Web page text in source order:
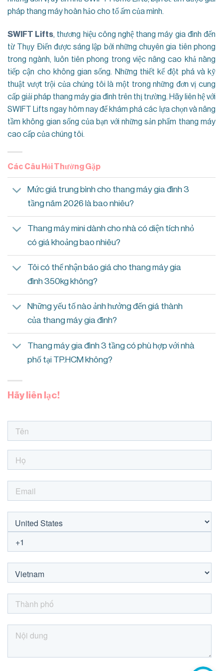
pháp thang máy hoàn hảo cho tổ ấm của mình.
SWIFT Lifts, thương hiệu công nghệ thang máy gia đình đến
từ Thụy Điển được sáng lập bởi những chuyên gia tiên phong
trong ngành, luôn tiên phong trong việc nâng cao khả năng
tiếp cận cho không gian sống. Những thiết kế đột phá và kỹ
thuật vượt trội của chúng tôi là một trong những đơn vị cung
cấp giải pháp thang máy gia đình trên thị trường. Hãy liên hệ với
SWIFT Lifts ngay hôm nay để khám phá các lựa chọn và nâng
tầm không gian sống của bạn với những sản phẩm thang máy
cao cấp của chúng tôi.
Các Câu Hỏi Thường Gặp
Mức giá trung bình cho thang máy gia đình 3
tầng năm 2026 là bao nhiêu?
Thang máy mini dành cho nhà có diện tích nhỏ
có giá khoảng bao nhiêu?
Tôi có thể nhận báo giá cho thang máy gia
đình 350kg không?
Những yếu tố nào ảnh hưởng đến giá thành
của thang máy gia đình?
Thang máy gia đình 3 tầng có phù hợp với nhà
phố tại TP.HCM không?
Hãy liên lạc!